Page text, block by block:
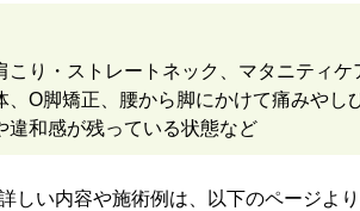
こり・ストレートネック、マタニティ
、O脚矯正、腰から脚にかけて痛みや
違和感が残っている状態など
しい内容や施術例は、以下のページより